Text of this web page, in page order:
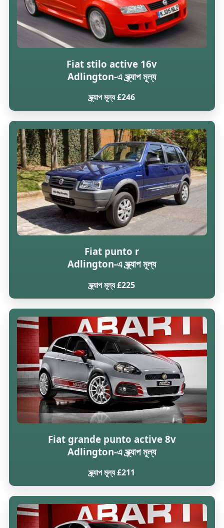
Fiat stilo active 16v
Adlington-এ স্ক্র্যাপ মূল্য
স্ক্র্যাপ মূল্য £246
Fiat punto r
Adlington-এ স্ক্র্যাপ মূল্য
স্ক্র্যাপ মূল্য £225
Fiat grande punto active 8v
Adlington-এ স্ক্র্যাপ মূল্য
স্ক্র্যাপ মূল্য £211